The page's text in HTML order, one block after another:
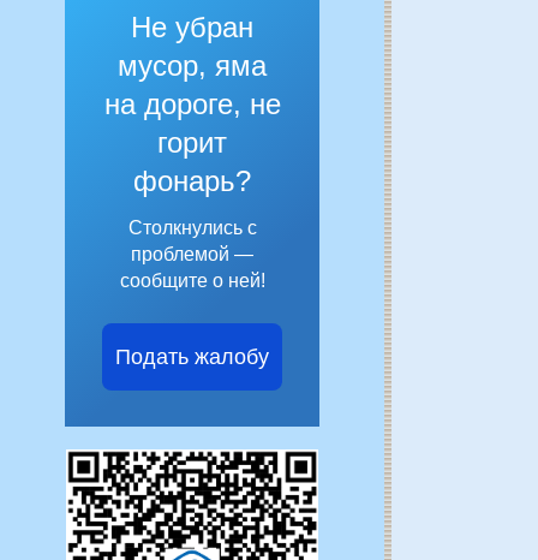
Не убран
мусор, яма
на дороге, не
горит
фонарь?
Столкнулись с
проблемой —
сообщите о ней!
Подать жалобу